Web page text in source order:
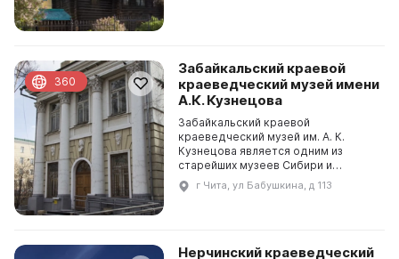
Забайкальский краевой
краеведческий музей имени
А.К. Кузнецова
Забайкальский краевой
краеведческий музей им. А. К.
Кузнецова является одним из
старейших музеев Сибири и
Дальнего Востока. Свыше 190
тысяч памятников различных
г Чита, ул Бабушкина, д 113
360
Нерчинский краеведческий